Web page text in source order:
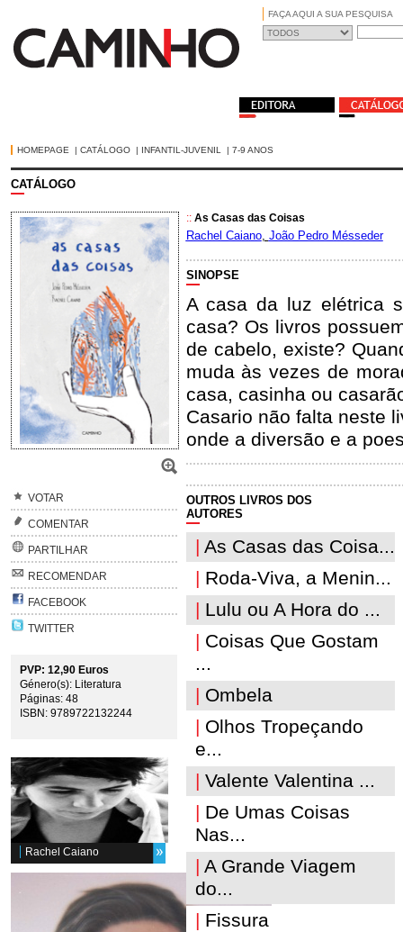
FAÇA AQUI A SUA PESQUISA
HOMEPAGE | CATÁLOGO| INFANTIL-JUVENIL | 7-9 ANOS
CATÁLOGO
VOTAR
COMENTAR
PARTILHAR
RECOMENDAR
FACEBOOK
TWITTER
PVP: 12,90 Euros
Género(s): Literatura
Páginas: 48
ISBN: 9789722132244
Rachel Caiano
:: As Casas das Coisas
Rachel Caiano, João Pedro Mésseder
SINOPSE
A casa da luz elétrica
casa? Os livros
de cabelo, existe?
muda às vezes de
casa, casinha ou
Casario não falta neste
onde a diversão e a
OUTROS LIVROS DOS
AUTORES
| As Casas das Coisa...
| Roda-Viva, a Menin...
| Lulu ou A Hora do ...
| Coisas Que Gostam
...
| Ombela
| Olhos Tropeçando
e...
| Valente Valentina ...
| De Umas Coisas
Nas...
| A Grande Viagem
do...
| Fissura